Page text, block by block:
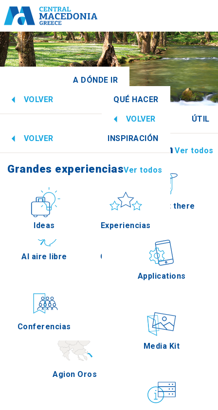
A DÓNDE IR
Imathia
Agion Oros
VOLVER QUÉ HACER
Cultura
Al aire libre Gastronomía
Conferencias
VOLVER ÚTIL
Información Ver todos
How to get there
Applications
Media Kit
VOLVER INSPIRACIÓN
Grandes experienciasVer todos
Ideas Experiencias